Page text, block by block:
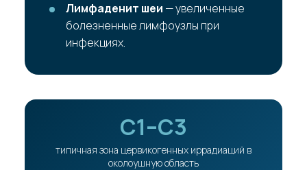
Лимфаденит шеи — увеличенные
болезненные лимфоузлы при
инфекциях.
C1–C3
типичная зона цервикогенных иррадиаций в
околоушную область